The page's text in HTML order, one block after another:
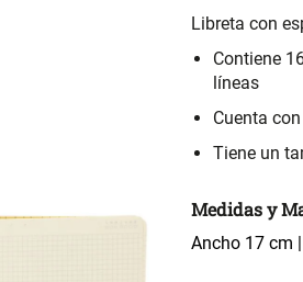
Libreta con
Contiene
líneas
Cuenta
Tiene un
Medidas y
Ancho 17 cm